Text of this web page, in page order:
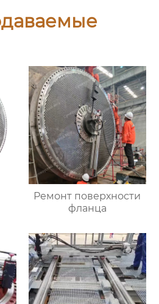
Ремонт поверхности
фланца